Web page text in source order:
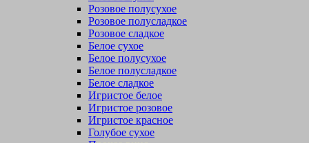
Розовое полусухое
Розовое полусладкое
Розовое сладкое
Белое сухое
Белое полусухое
Белое полусладкое
Белое сладкое
Игристое белое
Игристое розовое
Игристое красное
Голубое сухое